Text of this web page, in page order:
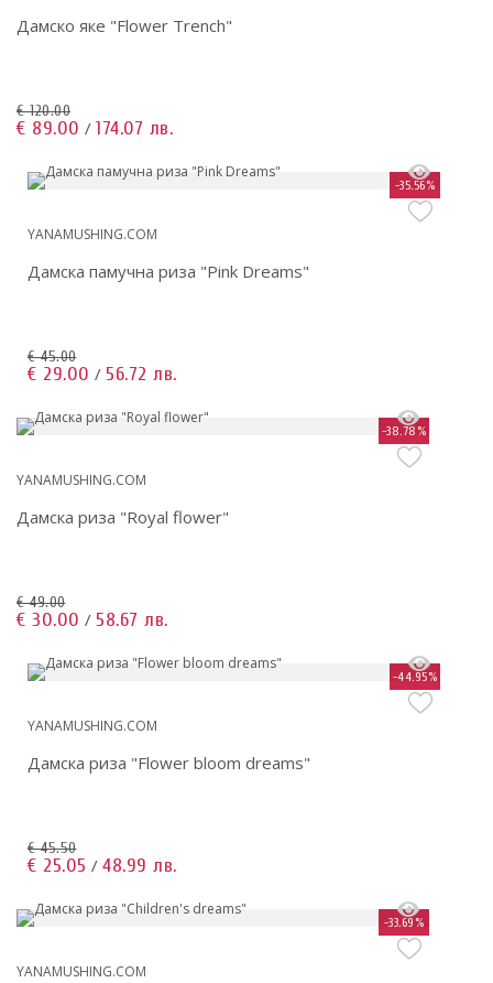
Дамско яке "Flower Trench"
€ 120.00
€ 89.00 / 174.07 лв.
-35.56%
YANAMUSHING.COM
Дамска памучна риза "Pink Dreams"
€ 45.00
€ 29.00 / 56.72 лв.
-38.78%
YANAMUSHING.COM
Дамска риза "Royal flower"
€ 49.00
€ 30.00 / 58.67 лв.
-44.95%
YANAMUSHING.COM
Дамска риза "Flower bloom dreams"
€ 45.50
€ 25.05 / 48.99 лв.
-33.69%
YANAMUSHING.COM